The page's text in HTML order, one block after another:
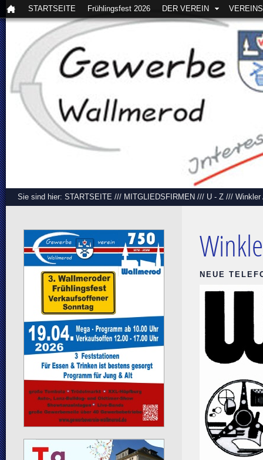
STARTSEITE Frühlingsfest 2026 DER VEREIN
Sie sind hier: STARTSEITE /// MITGLIEDSFIRMEN /// U - Z /// Winkler
NEUE